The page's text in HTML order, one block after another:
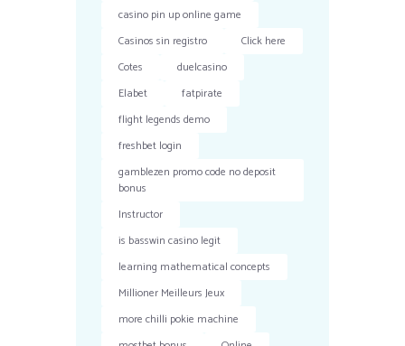
casino pin up online game
Casinos sin registro
Click here
Cotes
duelcasino
Elabet
fatpirate
flight legends demo
freshbet login
gamblezen promo code no deposit
bonus
Instructor
is basswin casino legit
learning mathematical concepts
Millioner Meilleurs Jeux
more chilli pokie machine